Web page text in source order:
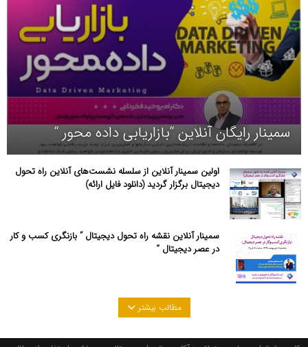
سمینار رایگان آنلاین “بازاریابی داده محور “
اولین سمینار آنلاین از سلسله نشست‌های آنلاین راه تحول
دیجیتال برگزار گردید (دانلود فایل ارائه)
سمینار آنلاین نقشه راه تحول دیجیتال ” بازنگری کسب و کار
در عصر دیجیتال “
مطالب بیشتر